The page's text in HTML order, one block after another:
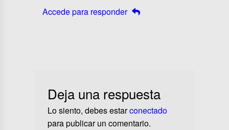
Accede para responder
Deja una respuesta
Lo siento, debes estarconectado
para publicar un comentario.